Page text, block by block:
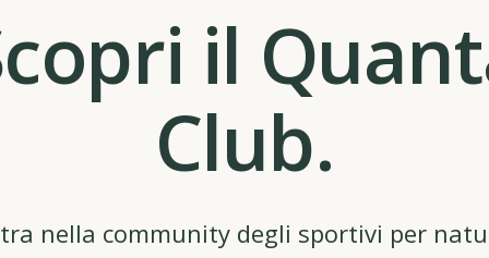
il
Club.
nella community degli sportivi per